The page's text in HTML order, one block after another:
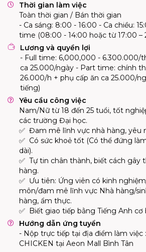
Thời gian làm việc
Toàn thời gian / Bán thời gian
- Ca sáng: 8:00 - 16:00 - Ca chiều:
time (08:00 - 14:00 hoặc từ 17:00 –
Lương và quyền lợi
- Full time: 6,000,000 - 6.300.000/
ca 25.000/ngày - Part time: chính
26.000/h + phụ cấp ăn ca 25.000/
tiếng)
Yêu cầu công việc
Nam/Nữ từ 18 đến 25 tuổi, tốt
các trường Đại học.
✅ Đam mê lĩnh vực nhà hàng, yêu
✅ Có sức khoẻ tốt (Có thể đứng
dài).
✅ Tự tin chân thành, biết cách gây
hàng.
✅ Ưu tiên: Ứng viên có kinh
môn/đam mê lĩnh vực Nhà hàng/
hàng, ẩm thực.
✅ Biết giao tiếp bằng Tiếng Anh cơ
Hướng dẫn ứng tuyển
- Nộp trực tiếp tại địa điểm làm việc :
CHICKEN tại Aeon Mall Bình Tân